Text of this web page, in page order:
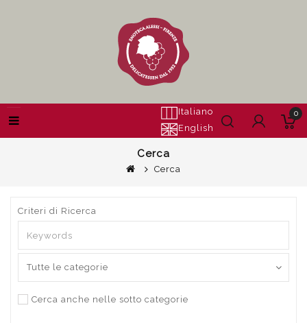
Italiano
English
0
Cerca
Cerca
Criteri di Ricerca
Cerca anche nelle sotto categorie